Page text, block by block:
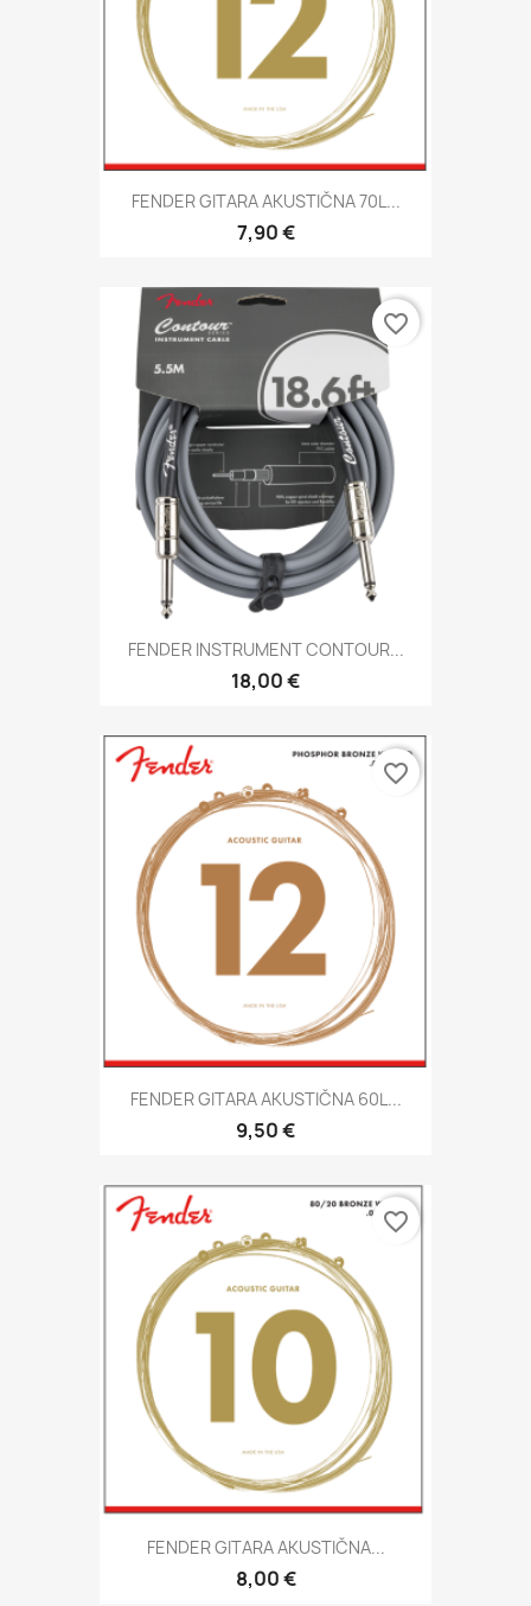
FENDER GITARA AKUSTIČNA 70L...
7,90 €
FENDER INSTRUMENT CONTOUR...
18,00 €
favorite_border
FENDER GITARA AKUSTIČNA 60L...
9,50 €
favorite_border
FENDER GITARA AKUSTIČNA...
8,00 €
favorite_border